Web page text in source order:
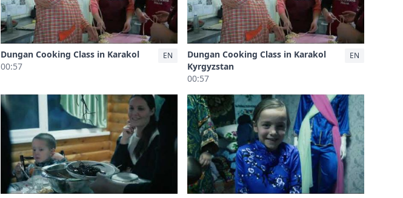
Dungan Cooking Class in Karakol
00:57
EN
Dungan Cooking Class in Karakol
Kyrgyzstan
00:57
EN